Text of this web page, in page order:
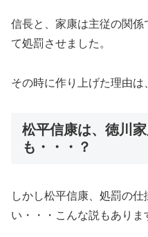
信長と、家康は主従の関
て処罰させました。
その時に作り上げた理由は
松平信康は、徳川
も・・・？
しかし松平信康、処罰の
い ・・・こんな説もありま